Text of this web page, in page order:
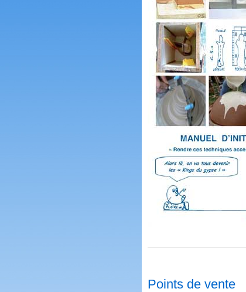
Points de vente